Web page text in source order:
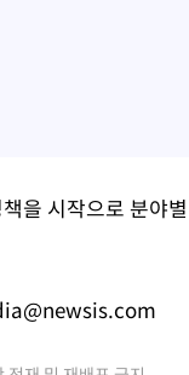
을 시작으로 분야